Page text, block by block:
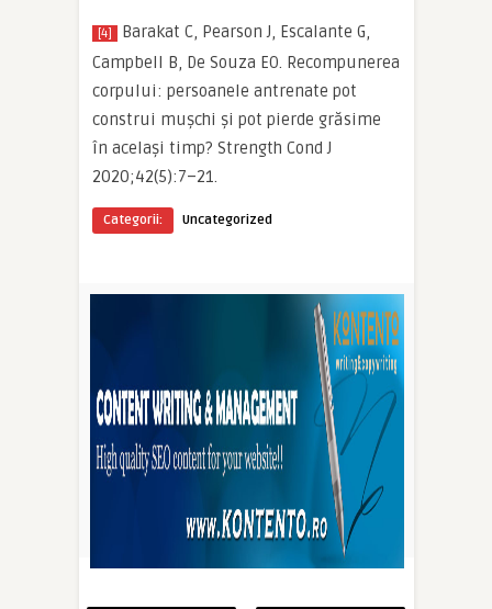
[4]
Barakat C, Pearson J, Escalante G,
Campbell B, De Souza EO. Recompunerea
corpului: persoanele antrenate pot
construi mușchi și pot pierde grăsime
în același timp? Strength Cond J
2020;42(5):7–21.
Categorii: Uncategorized